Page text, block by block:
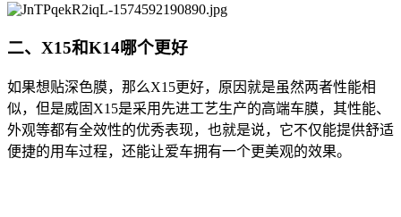
二、X15和K14哪个更好
如果想贴深色膜，那么X15更好，原因就是虽然两者性能相
似，但是威固X15是采用先进工艺生产的高端车膜，其性能、
外观等都有全效性的优秀表现，也就是说，它不仅能提供舒适
便捷的用车过程，还能让爱车拥有一个更美观的效果。